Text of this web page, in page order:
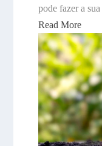
pode fazer a
Read More